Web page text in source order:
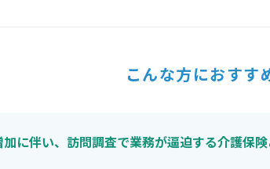
こんな方におすす
に伴い、訪問調査で業務が逼迫する介護保